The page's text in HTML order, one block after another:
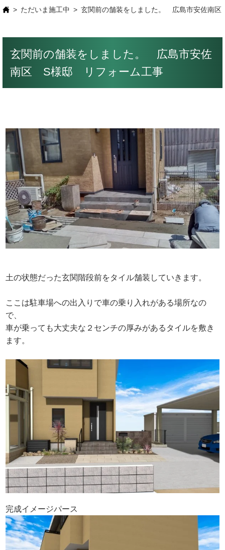
ただいま施工中 玄関前の舗装をしました。 広島市安佐南
玄関前の舗装をしました。 広島市安佐
南区 S様邸 リフォーム工事
土の状態だった玄関階段前をタイル舗装していきます。
ここは駐車場への出入りで車の乗り入れがある場所なの
で、
車が乗っても大丈夫な２センチの厚みがあるタイルを敷き
ます。
完成イメージパース